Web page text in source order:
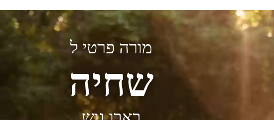
מורה פרטי ל
שחיה